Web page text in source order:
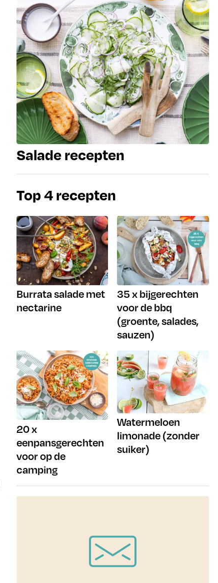
Salade recepten
Top 4 recepten
Burrata salade met
nectarine
35 x bijgerechten
voor de bbq
(groente, salades,
sauzen)
20 x
eenpansgerechten
voor op de
camping
Watermeloen
limonade (zonder
suiker)